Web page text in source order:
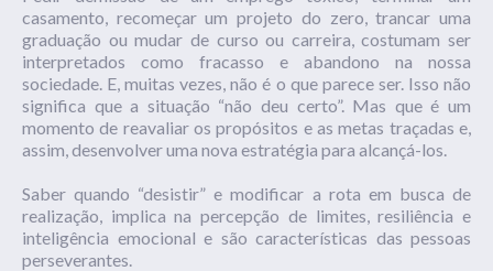
casamento, recomeçar um projeto do zero, trancar uma
graduação ou mudar de curso ou carreira, costumam ser
interpretados como fracasso e abandono na nossa
sociedade. E, muitas vezes, não é o que parece ser. Isso não
significa que a situação “não deu certo”. Mas que é um
momento de reavaliar os propósitos e as metas traçadas e,
assim, desenvolver uma nova estratégia para alcançá-los.
Saber quando “desistir” e modificar a rota em busca de
realização, implica na percepção de limites, resiliência e
inteligência emocional e são características das pessoas
perseverantes.